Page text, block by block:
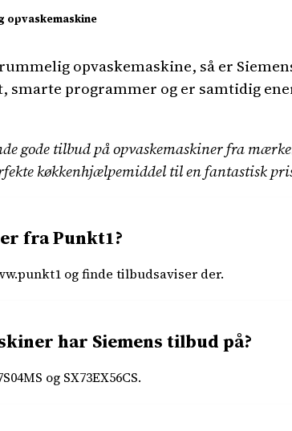
opvaskemaskine
opvaskemaskine, så er Siemens
smarte programmer og er samtidig
gode tilbud på opvaskemaskiner fra
køkkenhjælpemiddel til en fantastisk
fra Punkt1?
og finde tilbudsaviser der.
har Siemens tilbud på?
og SX73EX56CS.